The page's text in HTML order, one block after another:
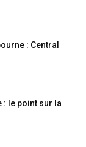
: Central
: le point sur la